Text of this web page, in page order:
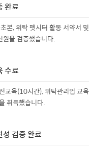
완료
본, 위탁 펫시터 활동 서약서
원을 검증했습니다.
수료
교육(10시간), 위탁관리업 교
취득했습니다.
성 검증 완료